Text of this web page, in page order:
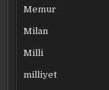
Memur
Milan
Milli
milliyet